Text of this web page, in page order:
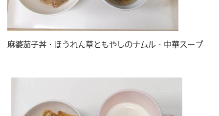
麻婆茄子丼・ほうれん草ともやしのナムル・中華スープ